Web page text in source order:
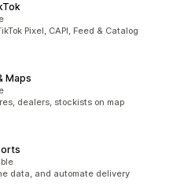
Pixel, CAPI, Feed & Catalog
Maps
dealers, stockists on map
data, and automate delivery